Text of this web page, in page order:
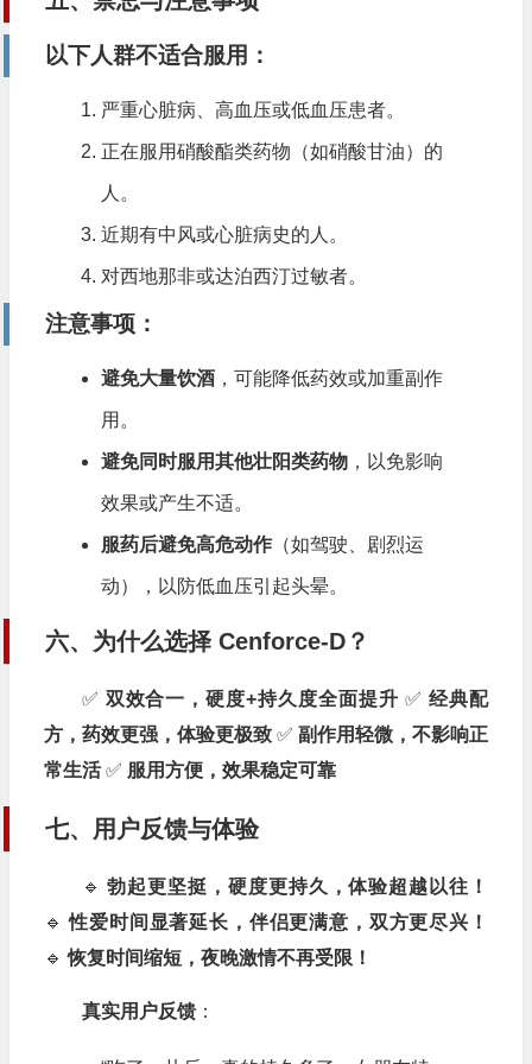
以下人群不适合服用 ：
严重心脏病、高血压或低血压患者。
正在服用硝酸酯类药物（如硝酸甘油）的
人。
近期有中风或心脏病史的人。
对西地那非或达泊西汀过敏者。
注意事项：
避免大量饮酒，可能降低药效或加重副作
用。
避免同时服用其他壮阳类药物，以免影响
效果或产生不适。
服药后避免高危动作（如驾驶、剧烈运
动），以防低血压引起头晕。
六、为什么选择 Cenforce-D？
✅ 双效合一，硬度+持久度全面提升 ✅经典配
方，药效更强，体验更极致✅ 副作用轻微，不影响正
常生活✅ 服用方便，效果稳定可靠
七、用户反馈与体验
🔹勃起更坚挺，硬度更持久，体验超越以往！
🔹性爱时间显著延长，伴侣更满意，双方更尽兴！
🔹恢复时间缩短，夜晚激情不再受限！
真实用户反馈：